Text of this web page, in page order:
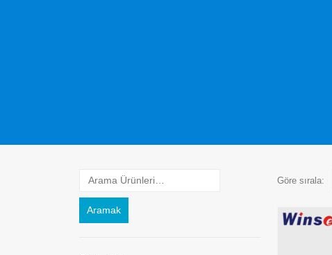
Göre sırala:
Aramak